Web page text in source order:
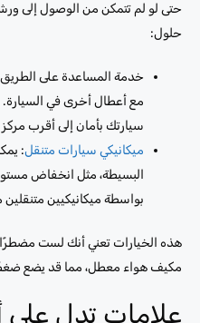
حتى لو لم تتمكن من الوصول إلى
حلول:
خدمة المساعدة على
مع أعطال أخرى في
سيارتك بأمان إلى أقرب
ميكانيكي سيارات متنقل:
البسيطة، مثل انخفاض
بواسطة ميكانيكيين
هذه الخيارات تعني أنك لست
مكيف هواء معطل، مما قد يضع ضغطًا
علامات تدل